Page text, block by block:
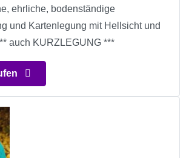
ehrliche, bodenständige
und Kartenlegung mit Hellsicht und
auch KURZLEGUNG ***